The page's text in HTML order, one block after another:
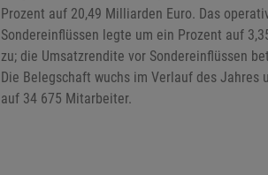
Prozent auf 20,49 Milliarden Euro. Das
Sondereinflüssen legte um ein Prozent auf
zu; die Umsatzrendite vor Sondereinflüssen
Die Belegschaft wuchs im Verlauf des Jahres
auf 34 675 Mitarbeiter.